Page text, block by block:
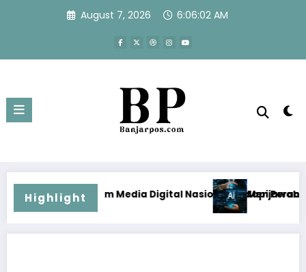
August 7, 2026 6:06:03 AM
Highlight
Digital Nasional Hadapi Perang Algoritma AI
Menjawab Perang Algoritma AI